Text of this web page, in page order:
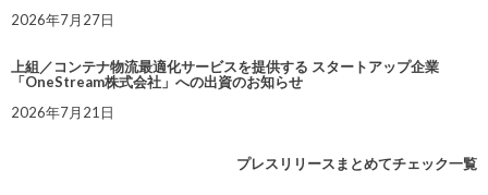
2026年7月27日
上組／コンテナ物流最適化サービスを提供する スタートアップ企業
「OneStream株式会社」への出資のお知らせ
2026年7月21日
プレスリリースまとめてチェック一覧